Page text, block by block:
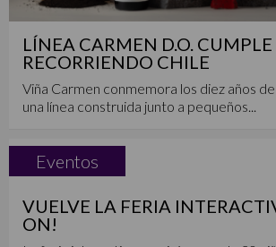
LÍNEA CARMEN D.O.
RECORRIENDO CHILE
Viña Carmen conmemora los diez años
una línea construida junto a pequeños...
Eventos
VUELVE LA FERIA
ON!